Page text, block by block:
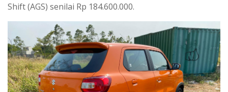
Shift (AGS) senilai Rp 184.600.000.